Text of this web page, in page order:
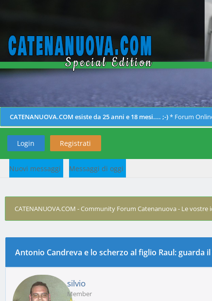
CATENANUOVA.COM esiste da 25 anni e 18 mesi.... ;-)* Forum
Login Registrati
Nuovi messaggi Messaggi di oggi
CATENANUOVA.COM - Community Forum Catenanuova - Le
0 voto(i) - 0 media
1
2
3
4
5
Antonio Candreva e lo scherzo al figlio Raul: guarda
silvio
Member